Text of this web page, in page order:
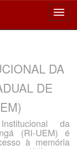
DA
DE
da
(RI-UEM) é
à memória